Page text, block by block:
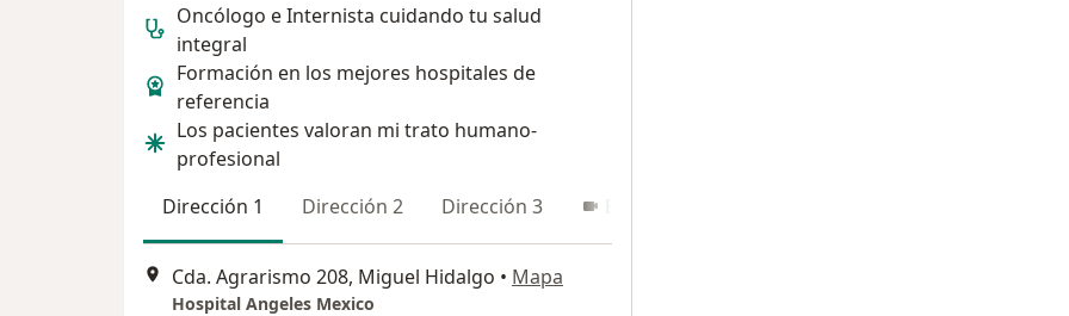
Oncólogo e Internista cuidando tu salud
integral
Formación en los mejores hospitales de
referencia
Los pacientes valoran mi trato humano-
profesional
Dirección 1
Dirección 2 Dirección 3
Cda. Agrarismo 208, Miguel Hidalgo • Mapa
Hospital Angeles Mexico